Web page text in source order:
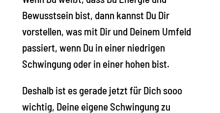
Bewusstsein bist, dann kannst Du Dir
vorstellen, was mit Dir und Deinem Umfeld
passiert, wenn Du in einer niedrigen
Schwingung oder in einer hohen bist.
Deshalb ist es gerade jetzt für Dich sooo
wichtig, Deine eigene Schwingung zu